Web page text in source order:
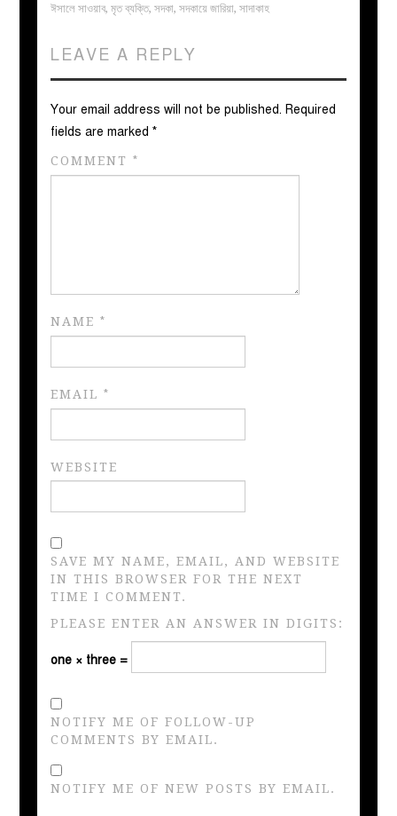
ঈসালে সাওয়াব,মৃত ব্যক্তি,সদকা,সদকায়ে জারিয়া,সাদাকাহ
LEAVE A REPLY
Your email address will not be published. Required
fields are marked*
COMMENT*
NAME*
EMAIL*
WEBSITE
SAVE MY NAME, EMAIL, AND WEBSITE
IN THIS BROWSER FOR THE NEXT
TIME I COMMENT.
PLEASE ENTER AN ANSWER IN DIGITS:
one × three =
NOTIFY ME OF FOLLOW-UP
COMMENTS BY EMAIL.
NOTIFY ME OF NEW POSTS BY EMAIL.